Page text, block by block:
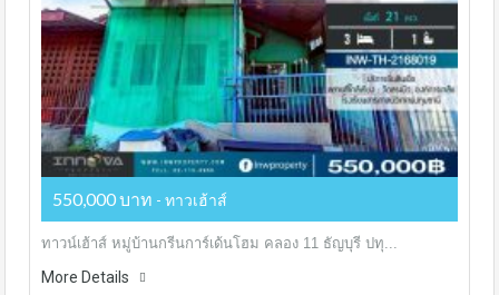
550,000 บาท - ทาวเฮ้าส์
ทาวน์เฮ้าส์ หมู่บ้านกรีนการ์เด้นโฮม คลอง 11 ธัญบุรี ปทุ...
More Details